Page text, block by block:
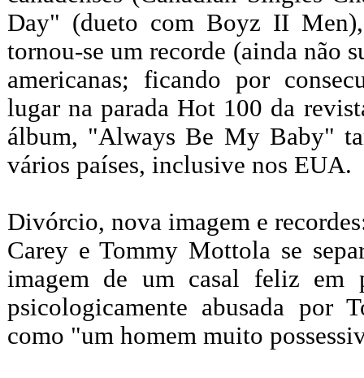
Day" (dueto com Boyz II
tornou-se um recorde (ainda não
americanas; ficando por
lugar na parada Hot 100 da
álbum, "Always Be My Baby"
vários países, inclusive nos EUA.
Divórcio, nova imagem e
Carey e Tommy Mottola se
imagem de um casal feliz em
psicologicamente abusada por
como "um homem muito